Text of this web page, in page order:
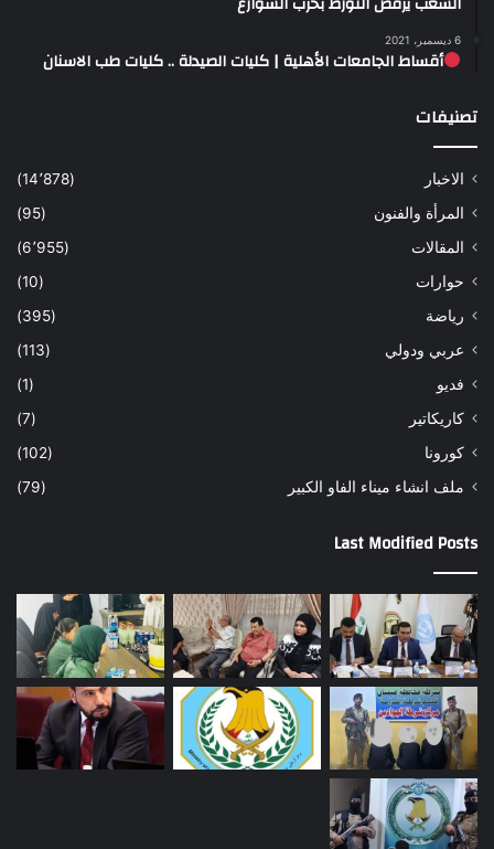
6 ديسمبر، 2021
أقساط الجامعات الأهلية | كليات الصيدلة .. كليات طب الاسنان
تصنيفات
الاخبار
(14٬878)
المرأة والفنون
(95)
المقالات
(6٬955)
حوارات
(10)
رياضة
(395)
عربي ودولي
(113)
فديو
(1)
كاريكاتير
(7)
كورونا
(102)
ملف انشاء ميناء الفاو الكبير
(79)
Last Modified Posts